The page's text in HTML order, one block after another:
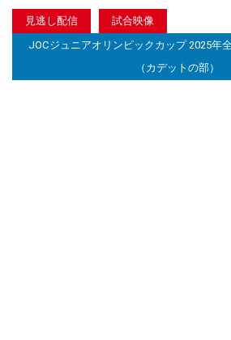
見逃し配信
試合映像
JOCジュニアオリンピックカップ 2025年
（カデットの部）